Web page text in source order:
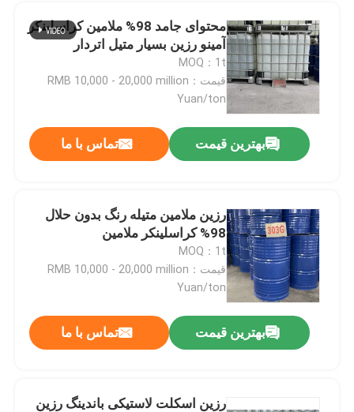
محتوای جامد 98% ملامین کراسلینکر
آمینو رزین بسیار متیل اتردار
MOQ：1t
قیمت：RMB 10,000 - 20,000 million
Yuan/ton
بهترین قیمت تماس با ما
رزین ملامین متیله رنگ بدون حلال
98% کراسلینکر ملامین
MOQ：1t
قیمت：RMB 10,000 - 20,000 million
Yuan/ton
بهترین قیمت تماس با ما
رزین اسکلت لاستیکی باندینگ رزین